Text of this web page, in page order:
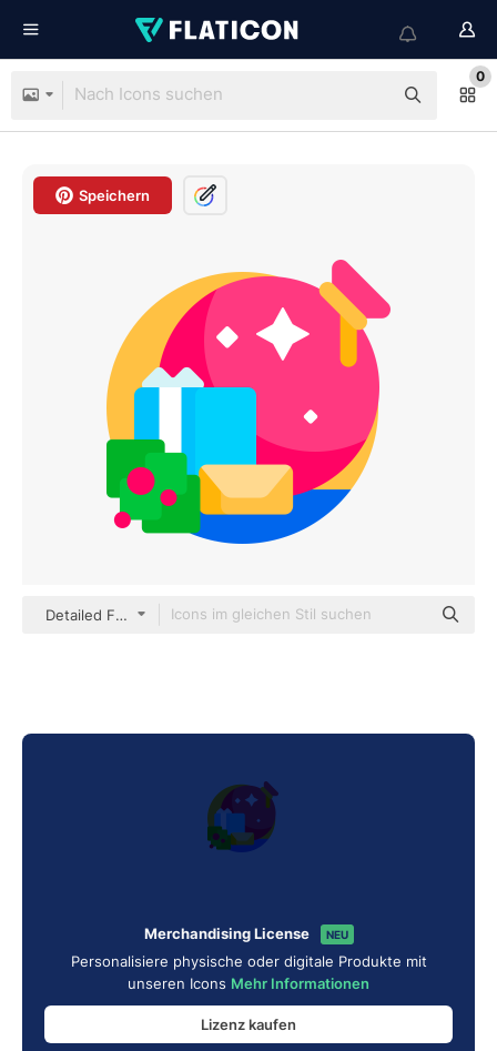
0
Speichern
Detailed Flat Circular Flat
Merchandising License NEU
Personalisiere physische oder digitale Produkte mit
unseren Icons Mehr Informationen
Lizenz kaufen